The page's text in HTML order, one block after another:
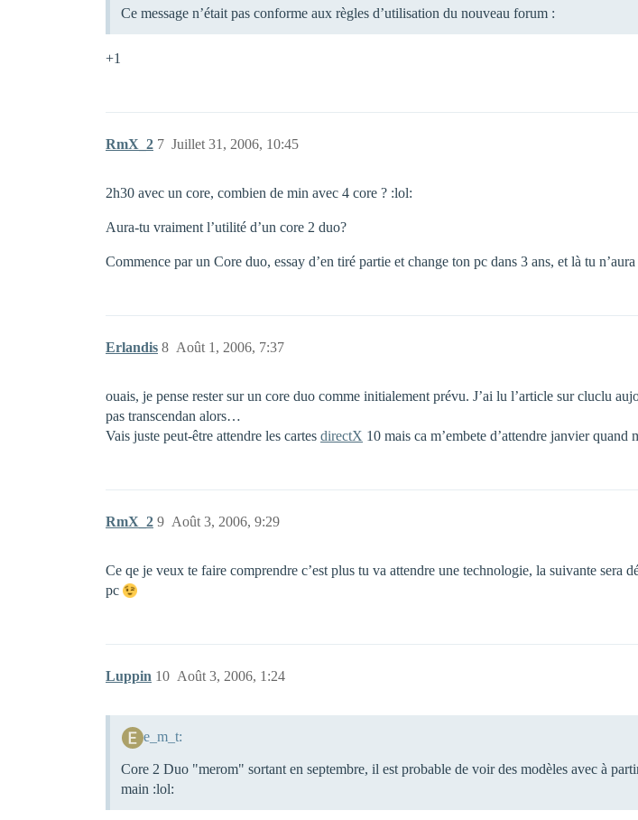
Ce message n’était pas conforme aux règles d’utilisation du nouveau forum :
+1
RmX_2 Juillet 31, 2006, 10:45
7
2h30 avec un core, combien de min avec 4 core ? :lol:
Aura-tu vraiment l’utilité d’un core 2 duo?
Commence par un Core duo, essay d’en tiré partie et change ton pc dans 3 ans, et là tu
Erlandis Août 1, 2006, 7:37
8
ouais, je pense rester sur un core duo comme initialement prévu. J’ai lu l’article sur cluclu
pas transcendan alors…
Vais juste peut-être attendre les cartes directX 10 mais ca m’embete d’attendre janvier quand
RmX_2 Août 3, 2006, 9:29
9
Ce qe je veux te faire comprendre c’est plus tu va attendre une technologie, la suivante sera
pc
Luppin Août 3, 2006, 1:24
10
e_m_t:
Core 2 Duo "merom" sortant en septembre, il est probable de voir des modèles avec à
main :lol: